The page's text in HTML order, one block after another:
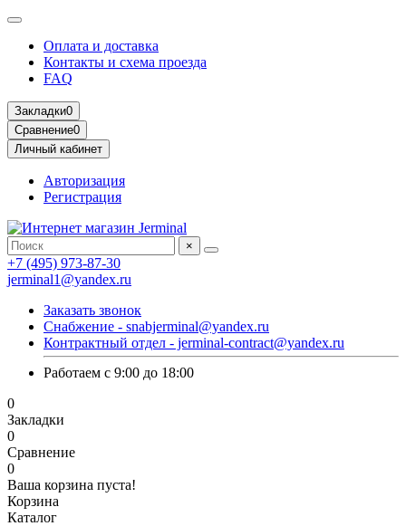
Оплата и доставка
Контакты и схема проезда
FAQ
Закладки0
Сравнение0
Личный кабинет
Авторизация
Регистрация
×
+7 (495) 973-87-30
jerminal1@yandex.ru
Заказать звонок
Снабжение - snabjerminal@yandex.ru
Контрактный отдел - jerminal-contract@yandex.ru
Работаем с 9:00 до 18:00
0
Закладки
0
Сравнение
0
Ваша корзина пуста!
Корзина
Каталог